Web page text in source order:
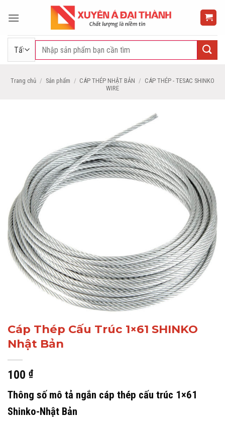
qua
Tìm
Trang chủ / Sản phẩm / CÁP THÉP NHẬT BẢN / CÁP THÉP - TESAC SHINKO
WIRE
Cáp Thép Cấu Trúc 1×61 SHINKO
Nhật Bản
100 ₫
Thông số mô tả ngắn cáp thép cấu trúc 1×61
Shinko-Nhật Bản